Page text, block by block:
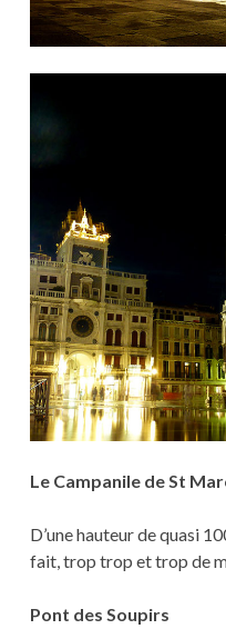
Le Campanile de St
D’une hauteur de quasi
fait, trop trop et trop de
Pont des Soupirs